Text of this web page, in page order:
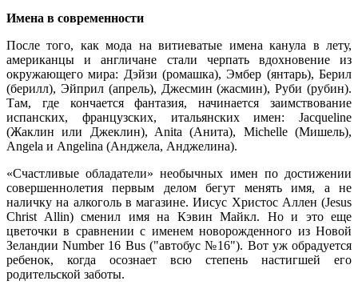
Имена в современности
После того, как мода на витиеватые имена канула в лету,
американцы и англичане стали черпать вдохновение из
окружающего мира: Дэйзи (ромашка), Эмбер (янтарь), Берил
(берилл), Эйприл (апрель), Джесмин (жасмин), Руби (рубин).
Там, где кончается фантазия, начинается заимствование
испанских, французских, итальянских имен: Jacqueline
(Жаклин или Джеклин), Anita (Анита), Michelle (Мишель),
Angela и Angelina (Анджела, Анджелина).
«Счастливые обладатели» необычных имен по достижении
совершеннолетия первым делом бегут менять имя, а не
наличку на алкоголь в магазине. Иисус Христос Аллен (Jesus
Christ Allin) сменил имя на Кэвин Майкл. Но и это еще
цветочки в сравнении с именем новорожденного из Новой
Зеландии Number 16 Bus ("автобус №16"). Вот уж обрадуется
ребенок, когда осознает всю степень настигшей его
родительской заботы.